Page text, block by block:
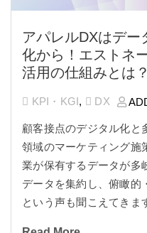
アパレルDXはデー
化から！エストネ
活用の仕組みとは？
KPI・KGI, DX
顧客接点のデジタル化と
領域のマーケティング施
業が保有するデータが多
データを集約し、俯瞰的
という声も聞こえてきま